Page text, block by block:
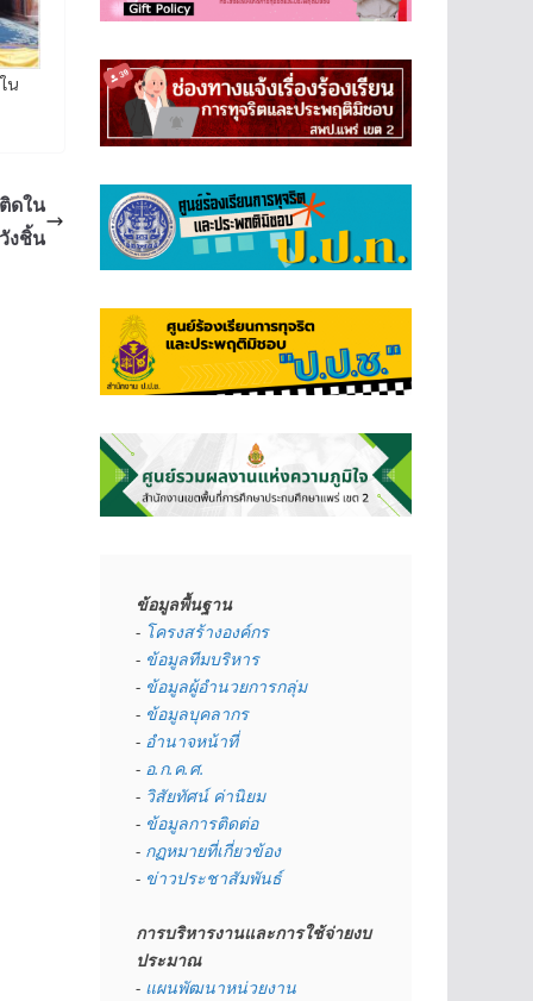
น
ดใน
งชิ้น
ข้อมูลพื้นฐาน
- โครงสร้างองค์กร
- ข้อมูลทีมบริหาร
- ข้อมูลผู้อำนวยการกลุ่ม
- ข้อมูลบุคลากร
- อำนาจหน้าที่
- อ.ก.ค.ศ.
- วิสัยทัศน์ ค่านิยม
- ข้อมูลการติดต่อ
- กฏหมายที่เกี่ยวข้อง
- ข่าวประชาสัมพันธ์
การบริหารงานและการใช้จ่ายงบ
ประมาณ
- แผนพัฒนาหน่วยงาน